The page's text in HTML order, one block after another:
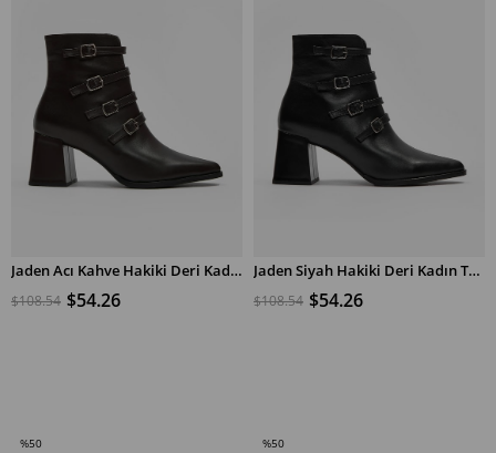
Jaden Acı Kahve Hakiki Deri Kadın Topuklu Bot
$54.26
$108.54
%50
Jaden Siyah Hakiki Deri Kadın Topuklu Bot
$54.26
$108.54
%50